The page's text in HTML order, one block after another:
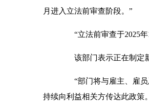
月进入立法前审查阶段。”
“立法前审查于2025年
该部门表示正在制定新
“部门将与雇主、雇员
持续向利益相关方传达此政策